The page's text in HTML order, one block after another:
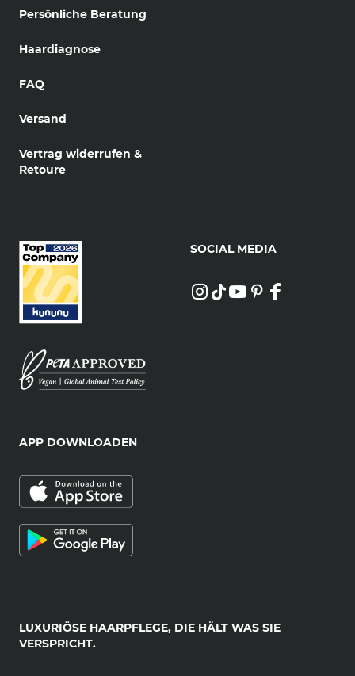
Persönliche Beratung
Haardiagnose
FAQ
Versand
Vertrag widerrufen &
Retoure
LUXURIÖSE HAARPFLEGE, DIE HÄLT WAS SIE
VERSPRICHT.
SOCIAL MEDIA
APP DOWNLOADEN